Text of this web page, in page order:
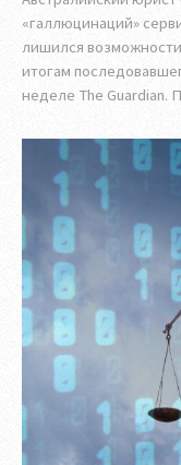
«галлюцинаций»
лишился возможности
итогам
неделе The Guardian.